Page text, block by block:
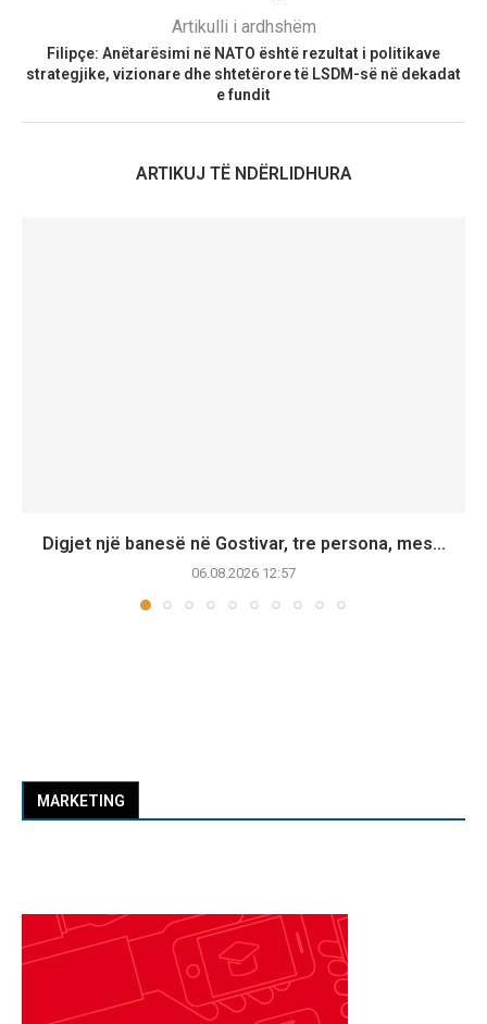
Artikulli i ardhshëm
Filipçe: Anëtarësimi në NATO është rezultat i politikave
strategjike, vizionare dhe shtetërore të LSDM-së në dekadat
e fundit
ARTIKUJ TË NDËRLIDHURA
Digjet një banesë në Gostivar, tre persona, mes...
06.08.2026 12:57
MARKETING